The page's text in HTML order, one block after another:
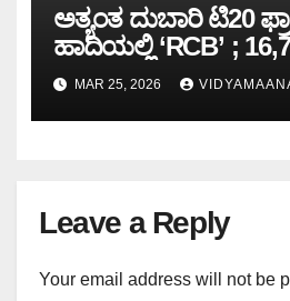
ಅತ್ಯಂತ ದುಬಾರಿ ಟಿ20
ಹಾದಿಯಲ್ಲಿ ‘RCB’ ;
ರೂ.ಗೆ ‘ಆದಿತ್ಯ ಬಿರ್ಲಾ’
MAR 25, 2026
Leave a Reply
Your email address will not be